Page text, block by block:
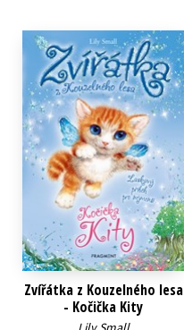
Zvířátka z Kouzelného lesa
- Kočička Kity